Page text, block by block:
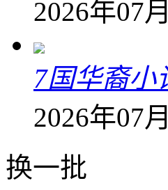
2026年07
7国华裔小
2026年07
换一批